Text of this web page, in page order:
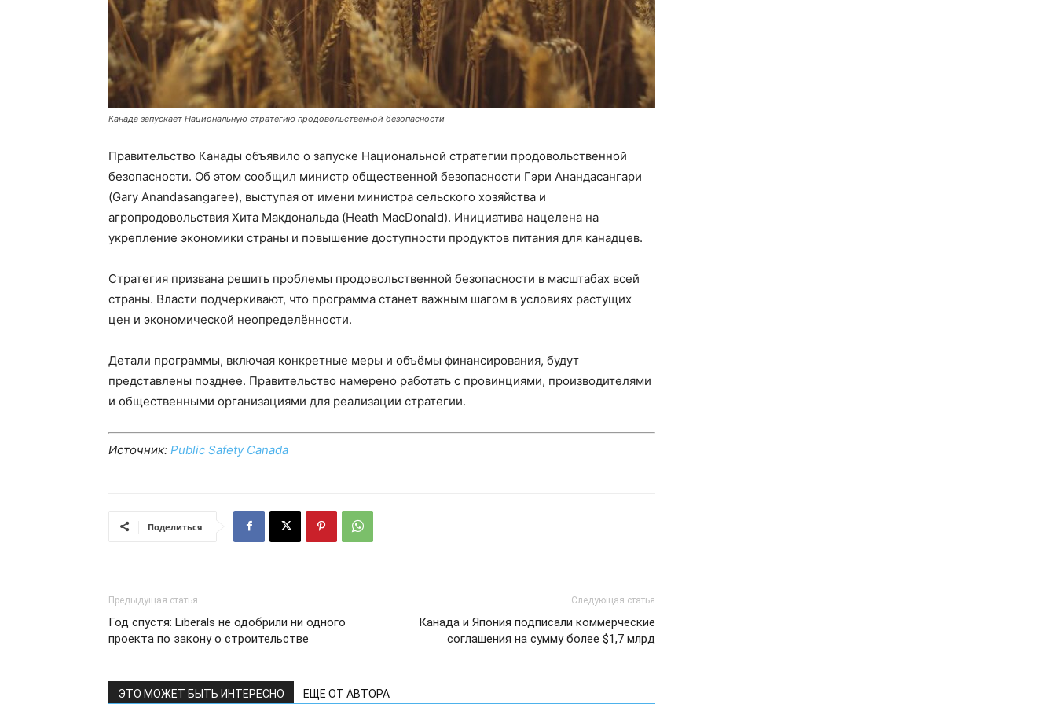
Канада запускает Национальную стратегию продовольственной безопасности
Правительство Канады объявило о запуске Национальной стратегии продовольственной
безопасности. Об этом сообщил министр общественной безопасности Гэри Анандасангари
(Gary Anandasangaree), выступая от имени министра сельского хозяйства и
агропродовольствия Хита Макдональда (Heath MacDonald). Инициатива нацелена на
укрепление экономики страны и повышение доступности продуктов питания для канадцев.
Стратегия призвана решить проблемы продовольственной безопасности в масштабах всей
страны. Власти подчеркивают, что программа станет важным шагом в условиях растущих
цен и экономической неопределённости.
Детали программы, включая конкретные меры и объёмы финансирования, будут
представлены позднее. Правительство намерено работать с провинциями, производителями
и общественными организациями для реализации стратегии.
Источник: Public Safety Canada
Поделиться
Предыдущая статья
Год спустя: Liberals не одобрили ни одного
проекта по закону о строительстве
Следующая статья
Канада и Япония подписали коммерческие
соглашения на сумму более $1,7 млрд
ЭТО МОЖЕТ БЫТЬ ИНТЕРЕСНО ЕЩЕ ОТ АВТОРА